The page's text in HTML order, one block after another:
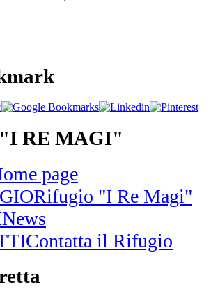
RE MAGI"
page
Rifugio "I Re Magi"
News
Contatta il Rifugio